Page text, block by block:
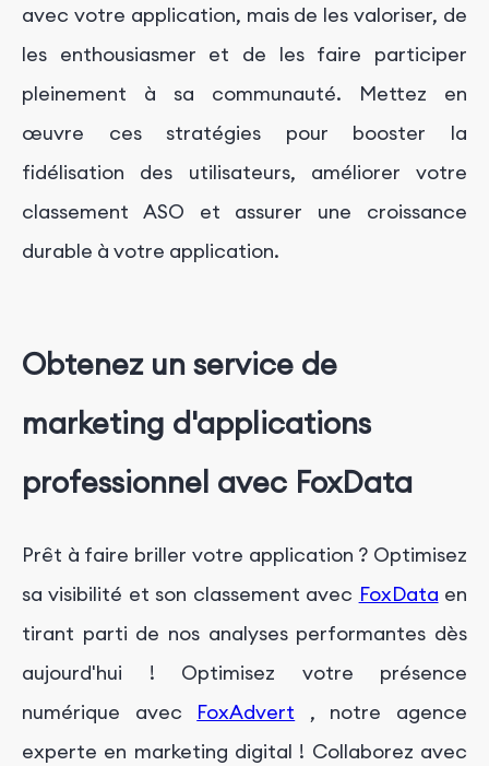
avec votre application, mais de les valoriser, de
les enthousiasmer et de les faire participer
pleinement à sa communauté. Mettez en
œuvre ces stratégies pour booster la
fidélisation des utilisateurs, améliorer votre
classement ASO et assurer une croissance
durable à votre application.
Obtenez un service de
marketing d'applications
professionnel avec FoxData
Prêt à faire briller votre application ? Optimisez
sa visibilité et son classement avec FoxData en
tirant parti de nos analyses performantes dès
aujourd'hui ! Optimisez votre présence
numérique avec FoxAdvert , notre agence
experte en marketing digital ! Collaborez avec